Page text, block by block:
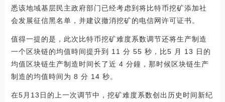
悉该地域基层民主政府部门已经考虑到将比特币挖矿添加社
会发展征信黑名单，并建议撤消挖矿的电信网许可证书。
值得一提的是，此次比特币挖矿难度系数调节还将生产制造
一个区块链的均值時间提升到 11 分 55 秒，比5 月 13 日的
均值区块链生产制造时间长了近 4 分鐘，那时候区块链生产
制造的均值時间为 8 分 14 秒。
在5月13日的上一次调节中，挖矿难度系数创出历史时间新纪